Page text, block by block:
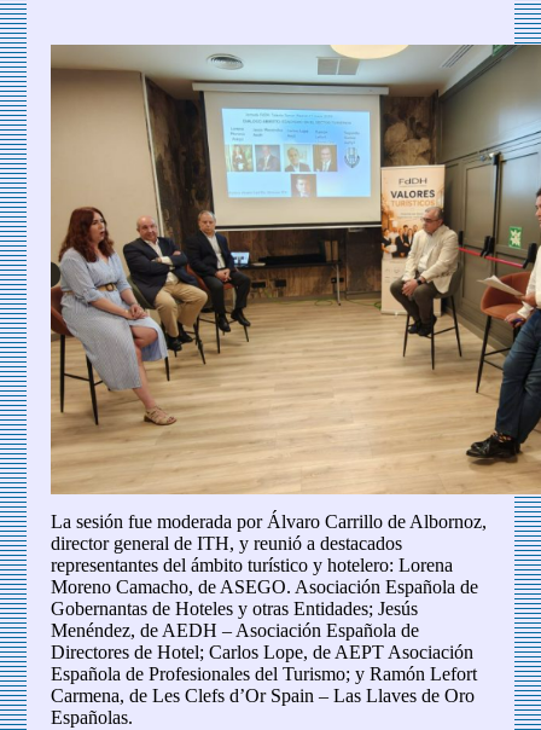
La sesión fue moderada por Álvaro Carrillo de Albornoz,
director general de ITH, y reunió a destacados
representantes del ámbito turístico y hotelero: Lorena
Moreno Camacho, de ASEGO. Asociación Española de
Gobernantas de Hoteles y otras Entidades; Jesús
Menéndez, de AEDH – Asociación Española de
Directores de Hotel; Carlos Lope, de AEPT Asociación
Española de Profesionales del Turismo; y Ramón Lefort
Carmena, de Les Clefs d’Or Spain – Las Llaves de Oro
Españolas.